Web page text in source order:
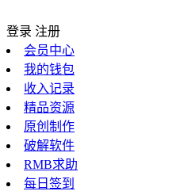
登录 注册
会员中心
我的钱包
收入记录
精品资源
原创制作
破解软件
RMB求助
每日签到